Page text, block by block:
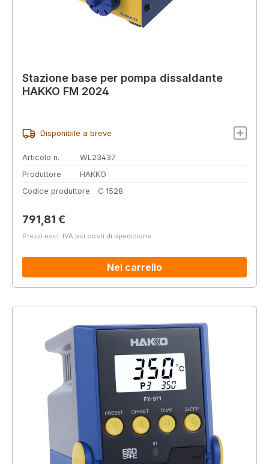
Stazione base per pompa dissaldante
HAKKO FM 2024
Disponibile a breve
Articolo n.
WL23437
Produttore
HAKKO
Codice produttore
C 1528
Prezzo normale:
791,81 €
Prezzi escl. IVA più costi di spedizione
Nel carrello